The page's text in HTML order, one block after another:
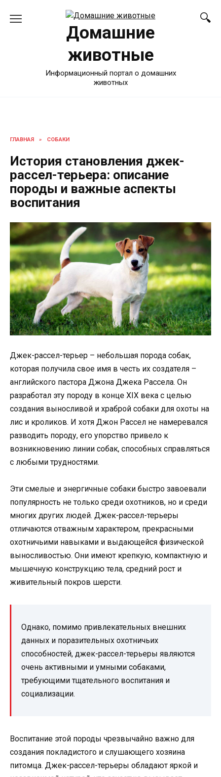
Домашние
животные
Информационный портал о домашних
животных
ГЛАВНАЯ » СОБАКИ
История становления джек-
рассел-терьера: описание
породы и важные аспекты
воспитания
Джек-рассел-терьер – небольшая порода собак,
которая получила свое имя в честь их создателя –
английского пастора Джона Джека Рассела. Он
разработал эту породу в конце XIX века с целью
создания выносливой и храброй собаки для охоты на
лис и кроликов. И хотя Джон Рассел не намеревался
разводить породу, его упорство привело к
возникновению линии собак, способных справляться
с любыми трудностями.
Эти смелые и энергичные собаки быстро завоевали
популярность не только среди охотников, но и среди
многих других людей. Джек-рассел-терьеры
отличаются отважным характером, прекрасными
охотничьими навыками и выдающейся физической
выносливостью. Они имеют крепкую, компактную и
мышечную конструкцию тела, средний рост и
живительный покров шерсти.
Однако, помимо привлекательных внешних
данных и поразительных охотничьих
способностей, джек-рассел-терьеры являются
очень активными и умными собаками,
требующими тщательного воспитания и
социализации.
Воспитание этой породы чрезвычайно важно для
создания покладистого и слушающего хозяина
питомца. Джек-рассел-терьеры обладают яркой и